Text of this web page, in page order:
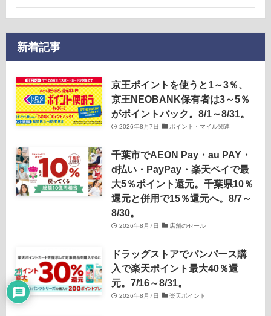
新着記事
京王ポイントを使うと1～3％、
京王NEOBANK保有者は3～5％
がポイントバック。8/1～8/31。
2026年8月7日 ポイント・マイル関連
千葉市でAEON Pay・au PAY・
d払い・PayPay・楽天ペイで最
大5％ポイント還元。千葉県10％
還元と併用で15％還元へ。8/7～
8/30。
2026年8月7日 店舗のセール
ドラッグストアでパンパース購
入で楽天ポイント最大40％還
元。7/16～8/31。
2026年8月7日 楽天ポイント
23